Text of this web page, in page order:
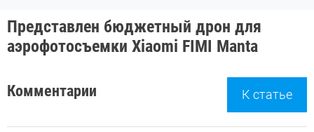
Представлен бюджетный дрон для
аэрофотосъемки Xiaomi FIMI Manta
Комментарии К статье